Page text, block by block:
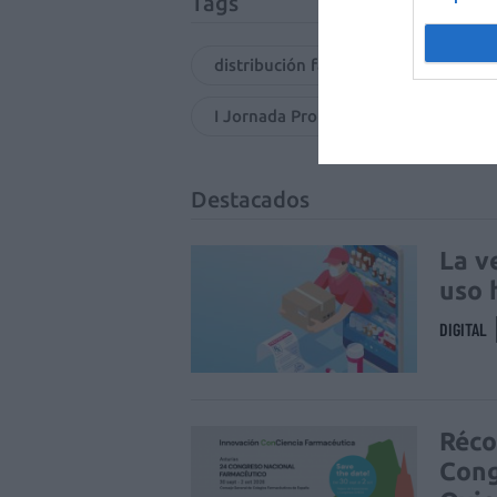
distribución farmacéutica
I Jornada Profesional de
Destacados
La
uso
DIGITAL